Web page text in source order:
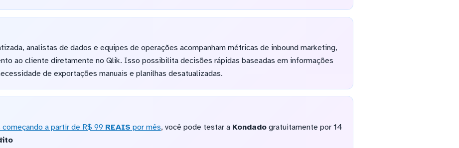
analistas de dados e equipes de operações acompanham métricas de inbound marketing,
ao cliente diretamente no Qlik. Isso possibilita decisões rápidas baseadas em informações
de exportações manuais e planilhas desatualizadas.
começando a partir de R$ 99 REAIS por mês, você pode testar a Kondadogratuitamente por 14